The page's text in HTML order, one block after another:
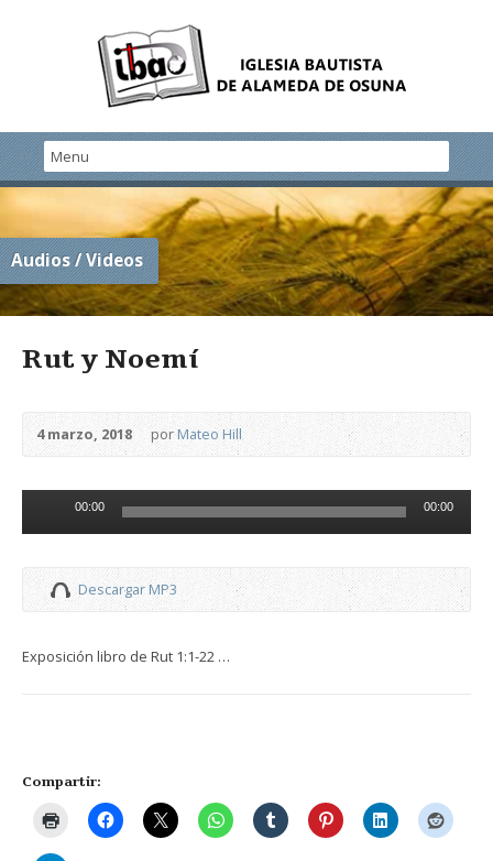
Audios / Videos
Rut y Noemí
4 marzo, 2018 porMateo Hill
Reproductor
00:00 00:00
Descargar MP3
Exposición libro de Rut 1:1-22 …
Compartir: